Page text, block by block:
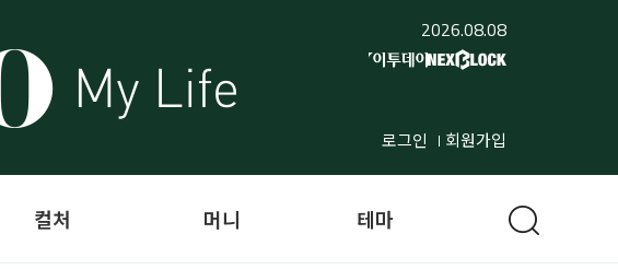
2026.08.08
로그인 회원가입
컬처 머니 테마